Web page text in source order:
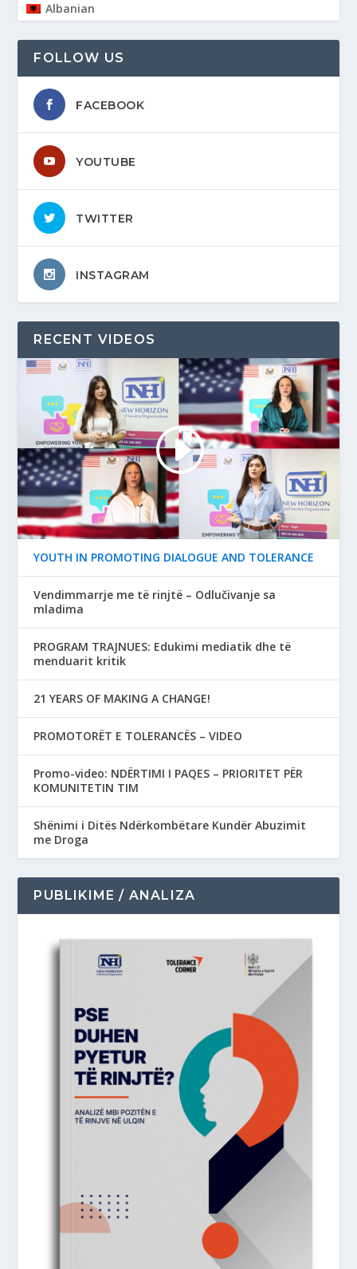
Albanian
FOLLOW US
FACEBOOK
YOUTUBE
TWITTER
INSTAGRAM
RECENT VIDEOS
YOUTH IN PROMOTING DIALOGUE AND TOLERANCE
Vendimmarrje me të rinjtë – Odlučivanje sa
mladima
PROGRAM TRAJNUES: Edukimi mediatik dhe të
menduarit kritik
21 YEARS OF MAKING A CHANGE!
PROMOTORËT E TOLERANCËS – VIDEO
Promo-video: NDËRTIMI I PAQES – PRIORITET PËR
KOMUNITETIN TIM
Shënimi i Ditës Ndërkombëtare Kundër Abuzimit
me Droga
PUBLIKIME / ANALIZA